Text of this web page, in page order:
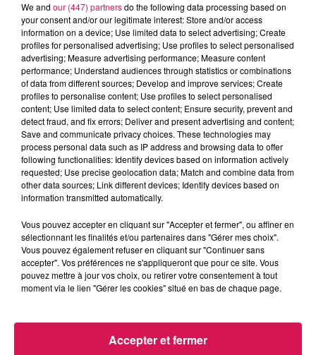
Eva Spilmont
13.05.2026 - 29ème rencontre transfrontalière, ça
démarre samedi
0:00 3 min 13 sec
13 mai 2026 - 3 min 13 sec
13.05.2026 - 29ÈME RENCONTRE
TRANSFRONTALIÈRE, ÇA DÉMARRE SAMEDI
Du lundi au vendredi, avec les organisateurs de
manifestations et Eva, découvrons les évènements dans
notre région.
We and our (447) partnersdo the following data processing based on
your consent and/or our legitimate interest: Store and/or access
information on a device; Use limited data to select advertising; Create
profiles for personalised advertising; Use profiles to select personalised
advertising; Measure advertising performance; Measure content
performance; Understand audiences through statistics or combinations
of data from different sources; Develop and improve services; Create
profiles to personalise content; Use profiles to select personalised
content; Use limited data to select content; Ensure security, prevent and
detect fraud, and fix errors; Deliver and present advertising and content;
Save and communicate privacy choices. These technologies may
process personal data such as IP address and browsing data to offer
following functionalities: Identify devices based on information actively
requested; Use precise geolocation data; Match and combine data from
other data sources; Link different devices; Identify devices based on
information transmitted automatically.
Vous pouvez accepter en cliquant sur "Accepter et fermer", ou affiner en
sélectionnant les finalités et/ou partenaires dans "Gérer mes choix".
Vous pouvez également refuser en cliquant sur "Continuer sans
accepter". Vos préférences ne s'appliqueront que pour ce site. Vous
pouvez mettre à jour vos choix, ou retirer votre consentement à tout
moment via le lien "Gérer les cookies" situé en bas de chaque page.
Accepter et fermer